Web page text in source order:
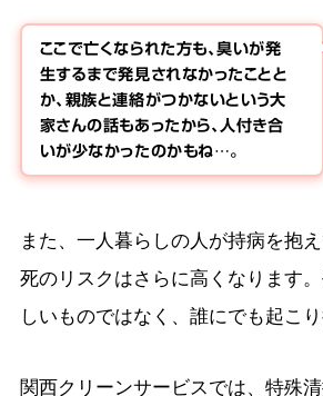
ここで亡くなられた方も、臭いが発
生するまで発見されなかったことと
か、親族と連絡がつかないという大
家さんの話もあったから、人付き合
いが少なかったのかもね…。
また、一人暮らしの人が持病を抱
死のリスクはさらに高くなります
しいものではなく、誰にでも起こり
関西クリーンサービスでは、特殊